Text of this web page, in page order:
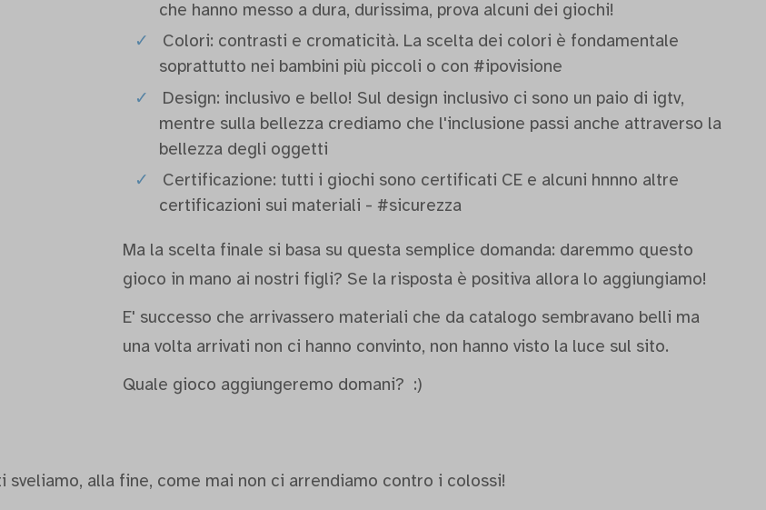
che hanno messo a dura, durissima, prova alcuni dei giochi!
Colori: contrasti e cromaticità. La scelta dei colori è fondamentale
soprattutto nei bambini più piccoli o con #ipovisione
Design: inclusivo e bello! Sul design inclusivo ci sono un paio di igtv,
mentre sulla bellezza crediamo che l'inclusione passi anche attraverso la
bellezza degli oggetti
Certificazione: tutti i giochi sono certificati CE e alcuni hnnno altre
certificazioni sui materiali - #sicurezza
Ma la scelta finale si basa su questa semplice domanda: daremmo questo
gioco in mano ai nostri figli? Se la risposta è positiva allora lo aggiungiamo!
E' successo che arrivassero materiali che da catalogo sembravano belli ma
una volta arrivati non ci hanno convinto, non hanno visto la luce sul sito.
Quale gioco aggiungeremo domani? :)
sveliamo, alla fine, come mai non ci arrendiamo contro i colossi!